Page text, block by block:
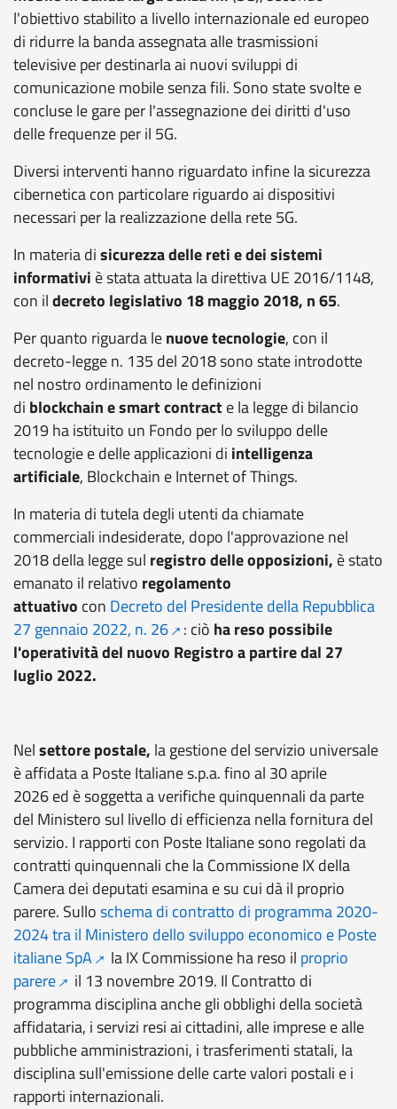
l'obiettivo stabilito a livello internazionale ed europeo
di ridurre la banda assegnata alle trasmissioni
televisive per destinarla ai nuovi sviluppi di
comunicazione mobile senza fili. Sono state svolte e
concluse le gare per l'assegnazione dei diritti d'uso
delle frequenze per il 5G.
Diversi interventi hanno riguardato infine la sicurezza
cibernetica con particolare riguardo ai dispositivi
necessari per la realizzazione della rete 5G.
In materia disicurezza delle reti e dei sistemi
informativi è stata attuata la direttiva UE 2016/1148,
con ildecreto legislativo 18 maggio 2018, n 65.
Per quanto riguarda lenuove tecnologie, con il
decreto-legge n. 135 del 2018 sono state introdotte
nel nostro ordinamento le definizioni
di blockchaine smart contracte la legge di bilancio
2019 ha istituito un Fondo per lo sviluppo delle
tecnologie e delle applicazioni di intelligenza
artificiale, Blockchain eInternet of Things.
In materia di tutela degli utenti da chiamate
commerciali indesiderate, dopo l'approvazione nel
2018 della legge sul registro delle opposizioni, è stato
emanato il relativo regolamento
attuativo con Decreto del Presidente della Repubblica
27 gennaio 2022, n. 26
: ciò ha reso possibile
l'operatività del nuovo Registro a partire dal 27
luglio 2022.
Nelsettore postale, la gestione del servizio universale
è affidata a Poste Italiane s.p.a. fino al 30 aprile
2026ed è soggetta a verifiche quinquennali da parte
del Ministero sul livello di efficienza nella fornitura del
servizio. I rapporti con Poste Italiane sono regolati da
contratti quinquennali che la Commissione IX della
Camera dei deputati esamina e su cui dà il proprio
parere. Sulloschema di contratto di programma 2020-
2024 tra il Ministero dello sviluppo economico e Poste
italiane SpA
la IX Commissioneha reso il proprio
parere
il 13 novembre 2019. Il Contratto di
programmadisciplina anche gli obblighi della società
affidataria, i servizi resi ai cittadini, alle imprese e alle
pubbliche amministrazioni, i trasferimenti statali, la
disciplina sull'emissione delle carte valori postali e i
rapporti internazionali.